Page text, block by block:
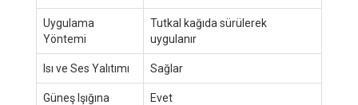
Uygulama
Yöntemi
Tutkal kağıda sürülerek
uygulanır
Isı ve Ses Yalıtımı Sağlar
Güneş Işığına
Evet